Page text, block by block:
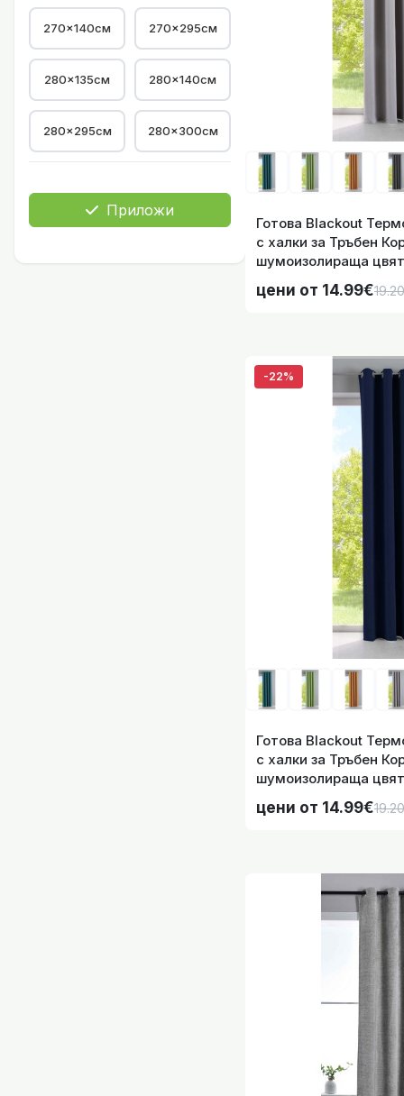
270×140см 270×295см
280×135см 280×140см
280×295см 280×300см
Приложи
Готова Blackout
с халки за Тръбен
шумоизолираща
код- 201920600-024
цени от 14.99€
-22%
Готова Blackout
с халки за Тръбен
шумоизолираща
Размера, код-
цени от 14.99€
Готова Blackout
Готова Blackout
Готова Завеса с
Готова
Готова